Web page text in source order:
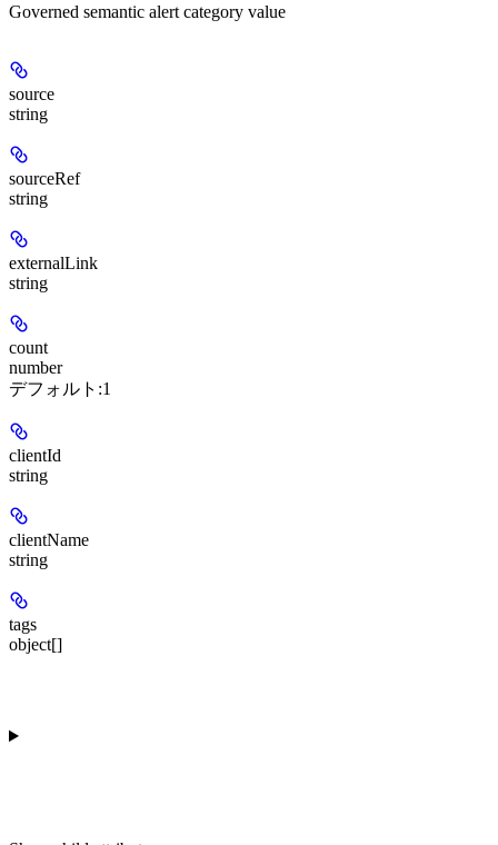
Governed semantic alert category value
source
string
sourceRef
string
externalLink
string
count
number
デフォルト:1
clientId
string
clientName
string
tags
object[]